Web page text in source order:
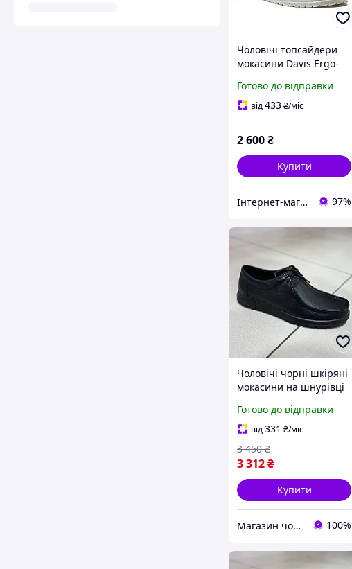
Чоловічі топсайдери
мокасини Davis Ergo-
Готово до відправки
від433₴/міс
2 600₴
Купити
Інтернет-магазин «Step Master» 97%
Чоловічі чорні шкіряні
мокасини на шнурівці
Готово до відправки
від331 ₴/міс
3 312₴
3 450 ₴
Купити
Магазин чоловічого взуття Bims.shoes 100%